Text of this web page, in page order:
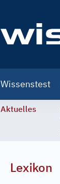
navigation
Wissenstest
Aktuelles
Lexikon